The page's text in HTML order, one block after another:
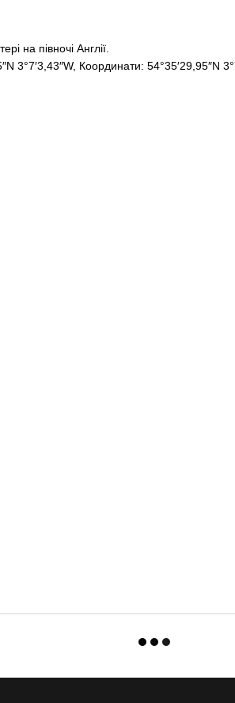
на півночі Англії.
3°7′3,43″W, Координати: 54°35′29,95″N